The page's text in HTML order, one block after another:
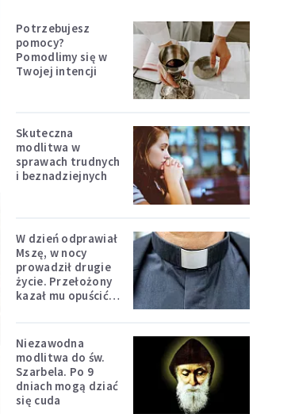
Potrzebujesz
pomocy?
Pomodlimy się w
Twojej intencji
Skuteczna
modlitwa w
sprawach trudnych
i beznadziejnych
W dzień odprawiał
Mszę, w nocy
prowadził drugie
życie. Przełożony
kazał mu opuścić
Niezawodna
modlitwa do św.
Szarbela. Po 9
dniach mogą dziać
się cuda